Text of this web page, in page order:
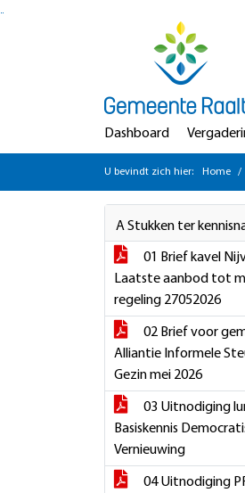
Ga naar de inhoud van deze pagina
Dashboard
U bevindt zich hier: Home
A Stukken ter
01 Brief kavel
Laatste aanbod tot
regeling 27052026
02 Brief voor
Alliantie Informele
Gezin mei 2026
03 Uitnodiging
Basiskennis
Vernieuwing
04 Uitnodiging